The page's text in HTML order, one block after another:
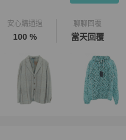
攝瑕疵細節，並在您下單之
認商品成色，力保您收到的商
生您認為商品不如預期（存在
完整的商品爭議佐證開箱錄影
之解決則須依商品出賣人之回
及流程完成下單，即表示願意
安心購通過
100 %
聊聊回覆
當天回覆